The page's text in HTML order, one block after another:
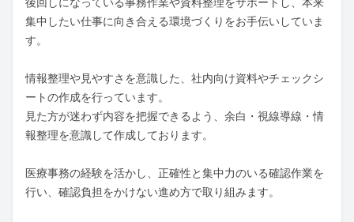
集中したい仕事に向き合える環境づくりをお手伝いしていま
す。
情報整理や見やすさを意識した、社内向け資料やチェックシ
ートの作成を行っています。
見た方が迷わず内容を把握できるよう、余白・視線導線・情
報整理を意識して作成しております。
医療事務の経験を活かし、正確性と集中力のいる確認作業を
行い、確認負担をかけない進め方で取り組みます。